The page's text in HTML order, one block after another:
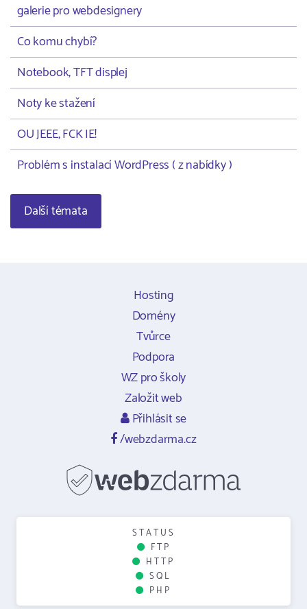
galerie pro webdesignery
Co komu chybí?
Notebook, TFT displej
Noty ke stažení
OU JEEE, FCK IE!
Problém s instalací WordPress ( z nabídky )
Další témata
Hosting
Domény
Tvůrce
Podpora
WZ pro školy
Založit web
Přihlásit se
/webzdarma.cz
STATUS
FTP
HTTP
SQL
PHP